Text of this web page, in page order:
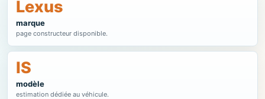
Lexus
marque
page constructeur disponible.
IS
modèle
estimation dédiée au véhicule.